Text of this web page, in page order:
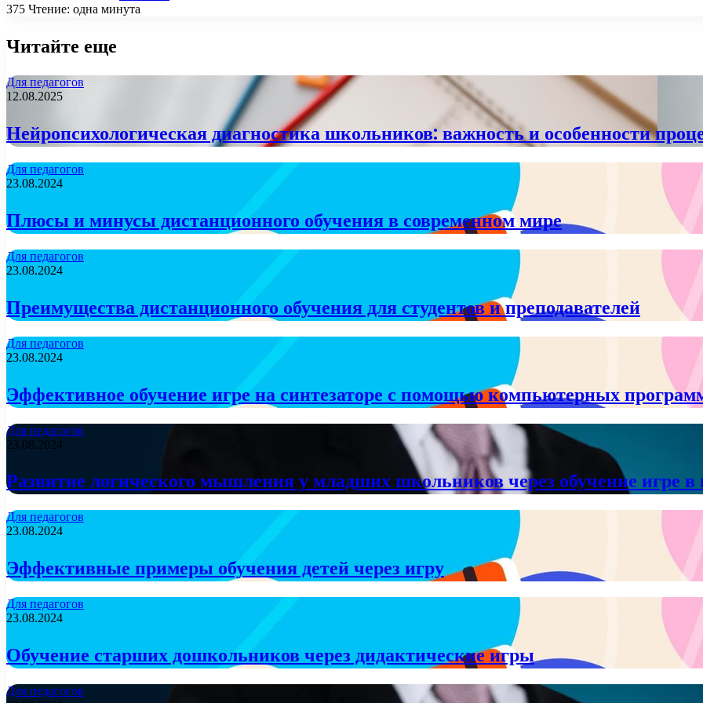
375 Чтение: одна минута
Читайте еще
Для педагогов
12.08.2025
Нейропсихологическая диагностика школьников: важность и особенности
Для педагогов
23.08.2024
Плюсы и минусы дистанционного обучения в современном мире
Для педагогов
23.08.2024
Преимущества дистанционного обучения для студентов и преподавателей
Для педагогов
23.08.2024
Эффективное обучение игре на синтезаторе с помощью компьютерных
Для педагогов
23.08.2024
Развитие логического мышления у младших школьников через обучение игре
Для педагогов
23.08.2024
Эффективные примеры обучения детей через игру
Для педагогов
23.08.2024
Обучение старших дошкольников через дидактические игры
Для педагогов